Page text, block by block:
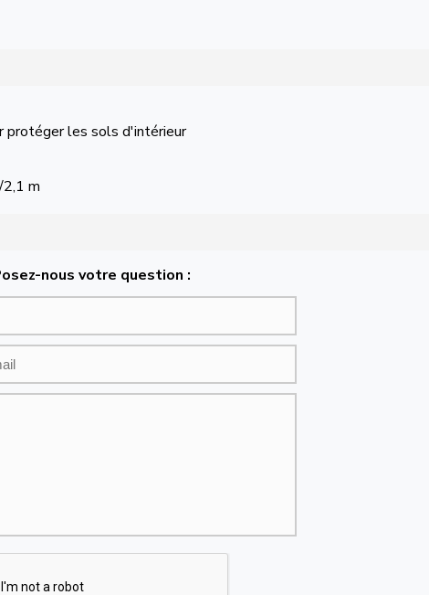
protéger les sols d'intérieur
m
nous votre question :